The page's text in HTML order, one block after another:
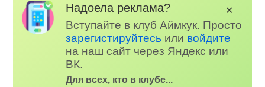
Надоела реклама?
Вступайте в клуб Аймкук. Просто
зарегистируйтесь или войдите
на наш сайт через Яндекс или
ВК.
Для всех, кто в клубе...
✕